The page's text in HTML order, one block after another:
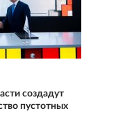
создадут
пустотных